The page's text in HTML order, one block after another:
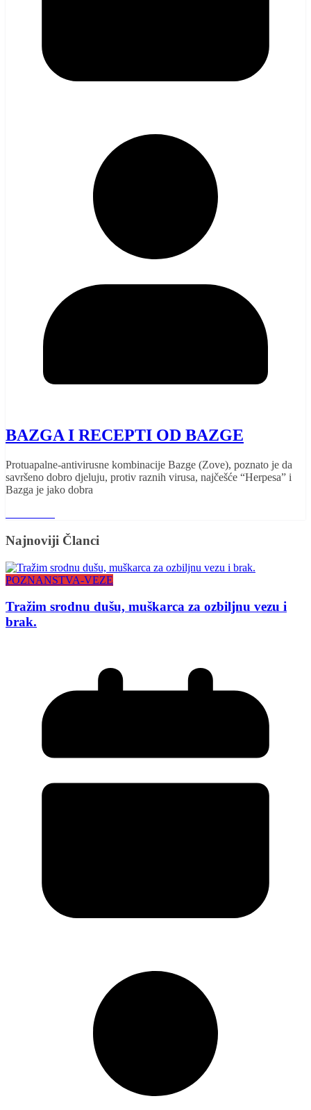
BAZGA I RECEPTI OD BAZGE
Protuapalne-antivirusne kombinacije Bazge (Zove), poznato je da
savršeno dobro djeluju, protiv raznih virusa, najčešće “Herpesa” i
Bazga je jako dobra
Najnoviji Članci
POZNANSTVA-VEZE
Tražim srodnu dušu, muškarca za ozbiljnu vezu i
brak.